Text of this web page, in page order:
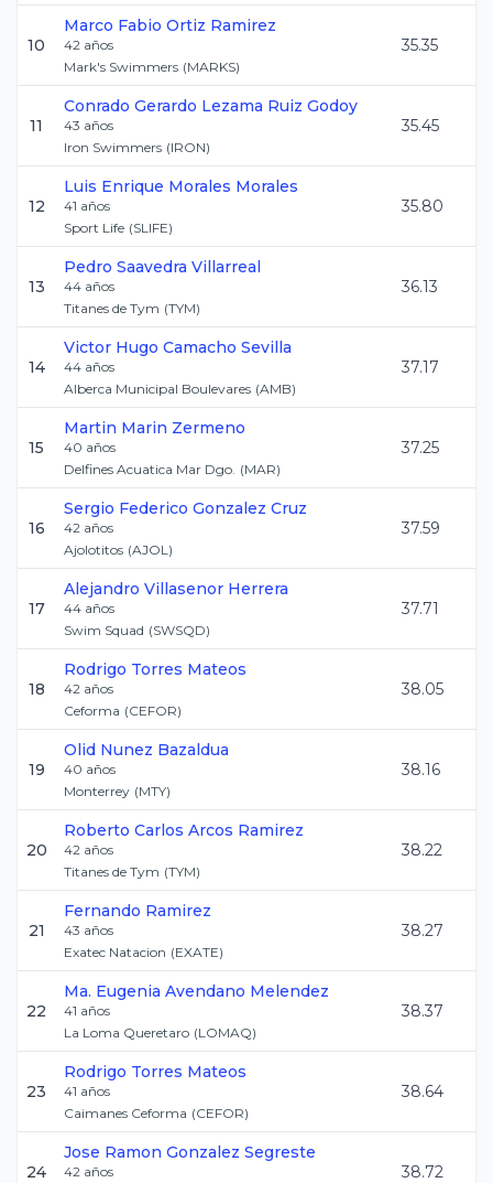
10
Marco Fabio Ortiz Ramirez
42 años
Mark's Swimmers (MARKS)
35.35
11
Conrado Gerardo Lezama Ruiz Godoy
43 años
Iron Swimmers (IRON)
35.45
12
Luis Enrique Morales Morales
41 años
Sport Life (SLIFE)
35.80
13
Pedro Saavedra Villarreal
44 años
Titanes de Tym (TYM)
36.13
14
Victor Hugo Camacho Sevilla
44 años
Alberca Municipal Boulevares (AMB)
37.17
15
Martin Marin Zermeno
40 años
Delfines Acuatica Mar Dgo. (MAR)
37.25
16
Sergio Federico Gonzalez Cruz
42 años
Ajolotitos (AJOL)
37.59
17
Alejandro Villasenor Herrera
44 años
Swim Squad (SWSQD)
37.71
18
Rodrigo Torres Mateos
42 años
Ceforma (CEFOR)
38.05
19
Olid Nunez Bazaldua
40 años
Monterrey (MTY)
38.16
20
Roberto Carlos Arcos Ramirez
42 años
Titanes de Tym (TYM)
38.22
21
Fernando Ramirez
43 años
Exatec Natacion (EXATE)
38.27
22
Ma. Eugenia Avendano Melendez
41 años
La Loma Queretaro (LOMAQ)
38.37
23
Rodrigo Torres Mateos
41 años
Caimanes Ceforma (CEFOR)
38.64
24
Jose Ramon Gonzalez Segreste
42 años
38.72